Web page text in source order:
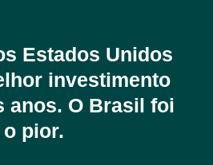
Estados Unidos
investimento
anos. O Brasil foi
o pior.